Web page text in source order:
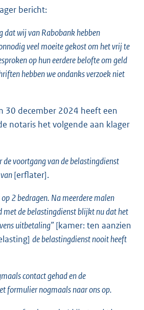
bericht:
dat wij van Rabobank hebben
veel moeite gekost om het vrij te
op hun eerdere belofte om geld
hebben we ondanks verzoek niet
december 2024 heeft een
notaris het volgende aan klager
de voortgang van de belastingdienst
[erflater].
2 bedragen. Na meerdere malen
met de belastingdienst blijkt nu dat het
uitbetaling”[kamer: ten aanzien
de belastingdienst nooit heeft
contact gehad en de
formulier nogmaals naar ons op.